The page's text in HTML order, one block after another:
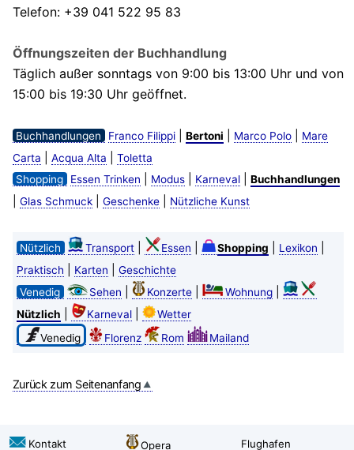
Telefon: +39 041 522 95 83
Öffnungszeiten der Buchhandlung
Täglich außer sonntags von 9:00 bis 13:00 Uhr und von
15:00 bis 19:30 Uhr geöffnet.
Buchhandlungen Franco Filippi| Bertoni Marco Polo|
Mare
Carta
Acqua Alta
Toletta
Shopping
Essen Trinken Modus| Karneval| Buchhandlungen
Glas Schmuck| Geschenke| Nützliche Kunst
Nützlich Transport| Essen Shopping Lexikon
Praktisch Karten
Geschichte
Venedig
Sehen Konzerte| Wohnung|
Nützlich Karneval|
Wetter
Venedig
Florenz Rom Mailand
Zurück zum Seitenanfang
Kontakt Opera Flughafen